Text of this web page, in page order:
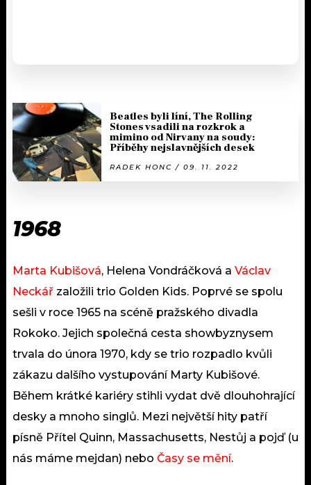
Beatles byli líní, The Rolling
Stones vsadili na rozkrok a
mimino od Nirvany na soudy:
Příběhy nejslavnějších desek
RADEK HONC / 09. 11. 2022
1968
Marta Kubišová, Helena Vondráčková a Václav
Neckář založili trio Golden Kids. Poprvé se spolu
sešli v roce 1965 na scéně pražského divadla
Rokoko. Jejich společná cesta showbyznysem
trvala do února 1970, kdy se trio rozpadlo kvůli
zákazu dalšího vystupování Marty Kubišové.
Během krátké kariéry stihli vydat dvě dlouhohrající
desky a mnoho singlů. Mezi největší hity patří
písně Přítel Quinn, Massachusetts, Nestůj a pojď (u
nás máme mejdan) nebo Časy se mění.